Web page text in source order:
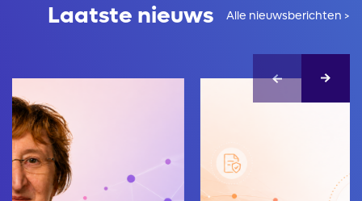
Laatste nieuws Alle nieuwsberichten >